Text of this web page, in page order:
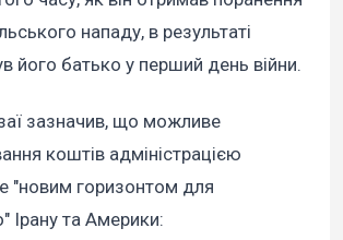
нападу, в результаті
його батько у перший день війни.
зазначив, що можливе
коштів адміністрацією
"новим горизонтом для
Ірану та Америки: